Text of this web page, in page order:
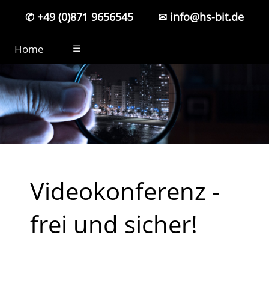
Home ☰
✆ +49 (0)871 9656545 ✉ info@hs-bit.de
Videokonferenz -
frei und sicher!